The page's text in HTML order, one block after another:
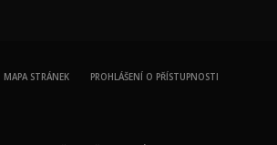
MAPA STRÁNEK PROHLÁŠENÍ O PŘÍSTUPNOSTI